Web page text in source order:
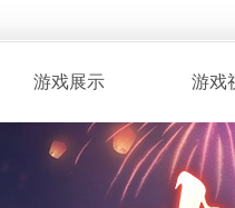
游戏展示 游戏
· 桃花美人
· 桃花
· 玩家